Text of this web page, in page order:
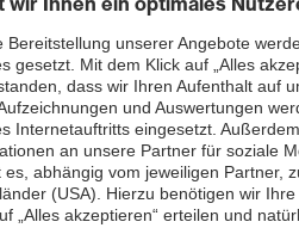
Schenkeltasche mit hohem
Latztasche